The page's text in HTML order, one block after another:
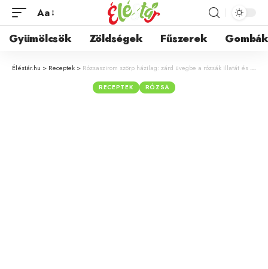
Aa
Gyümölcsök Zöldségek Fűszerek Gombák
Éléstár.hu > Receptek > Rózsaszirom szörp házilag: zárd üvegbe a rózsák illatát és zamatát
RECEPTEK RÓZSA